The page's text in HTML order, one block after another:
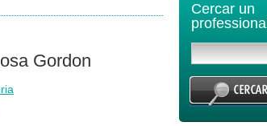
Gordon
Cercar un
professional